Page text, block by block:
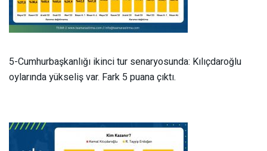
5-Cumhurbaşkanlığı ikinci tur senaryosunda: Kılıçdaroğlu
oylarında yükseliş var. Fark 5 puana çıktı.